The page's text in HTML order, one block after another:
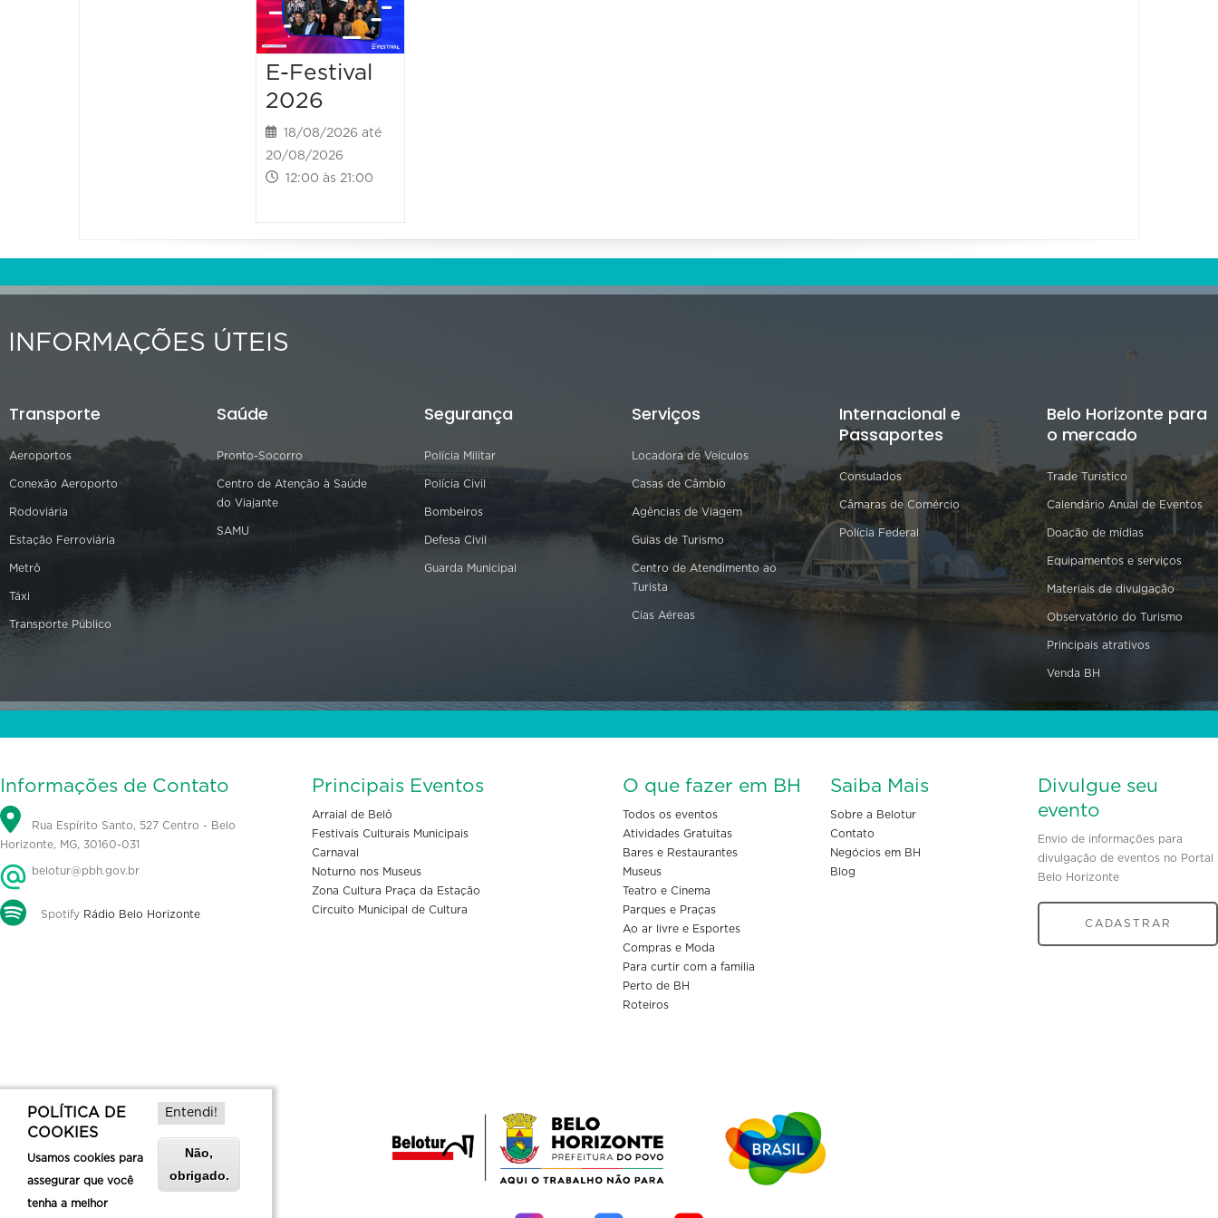
E-Festival
2026
18/08/2026 até
20/08/2026
12:00 às 21:00
INFORMAÇÕES ÚTEIS
Transporte
Aeroportos
Conexão Aeroporto
Rodoviária
Estação Ferroviária
Metrô
Táxi
Transporte Público
Saúde
Pronto-Socorro
Centro de Atenção à Saúde
do Viajante
SAMU
Segurança
Polícia Militar
Polícia Civil
Bombeiros
Defesa Civil
Guarda Municipal
Serviços
Locadora de Veículos
Casas de Câmbio
Agências de Viagem
Guias de Turismo
Centro de Atendimento ao
Turista
Cias Aéreas
Internacional e
Passaportes
Consulados
Câmaras de Comércio
Polícia Federal
Belo Horizonte para
o mercado
Trade Turístico
Calendário Anual de Eventos
Doação de mídias
Equipamentos e serviços
Materiais de divulgação
Observatório do Turismo
Principais atrativos
Venda BH
Informações de Contato
Rua Espírito Santo, 527 Centro - Belo
Horizonte, MG, 30160-031
belotur@pbh.gov.br
Spotify Rádio Belo Horizonte
Principais Eventos
Arraial de Belô
Festivais Culturais Municipais
Carnaval
Noturno nos Museus
Zona Cultura Praça da Estação
Circuito Municipal de Cultura
O que fazer em BH
Todos os eventos
Atividades Gratuitas
Bares e Restaurantes
Museus
Teatro e Cinema
Parques e Praças
Ao ar livre e Esportes
Compras e Moda
Para curtir com a familia
Perto de BH
Roteiros
Saiba Mais
Sobre a Belotur
Contato
Negócios em BH
Blog
Divulgue seu
evento
Envio de informações para
divulgação de eventos no Portal
Belo Horizonte
CADASTRAR
POLÍTICA DE
COOKIES
Usamos cookies para
assegurar que você
tenha a melhor
Entendi!
Não,
obrigado.